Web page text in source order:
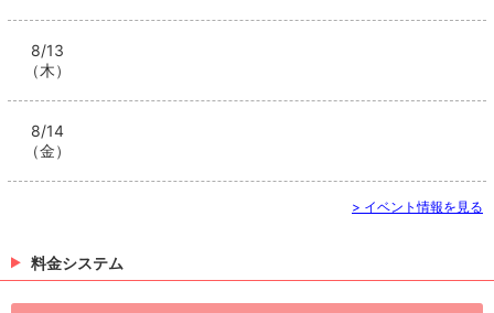
8/13
（木）
8/14
（金）
> イベント情報を見る
料金システム